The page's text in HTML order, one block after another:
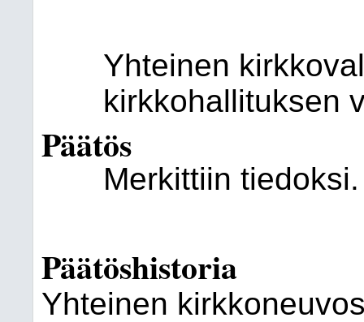
Yhteinen
kirkkohallituksen
Päätös
Merkittiin tiedoksi.
Päätöshistoria
Yhteinen